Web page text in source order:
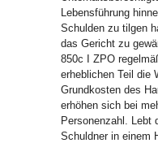
Lebensführung
Schulden zu tilgen
das Gericht zu
850c I ZPO
erheblichen Teil die
Grundkosten des
erhöhen sich bei
Personenzahl. Lebt
Schuldner in einem